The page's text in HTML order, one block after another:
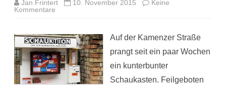
Jan Frintert 10. November 2015
Keine
Kommentare
in
Dresden-
Neustadt:
Schaukasten-
Auktionen
Auf der Kamenzer Straße
prangt seit ein paar Wochen
ein kunterbunter
Schaukasten. Feilgeboten